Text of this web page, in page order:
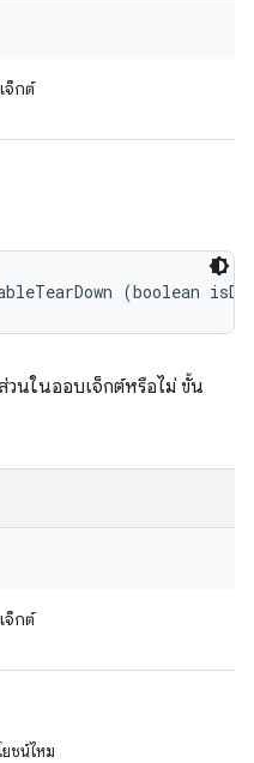
จ็กต์
(boolean
วนในออบเจ็กต์หรือไม่ ขั้น
จ็กต์
ชน์ไหม